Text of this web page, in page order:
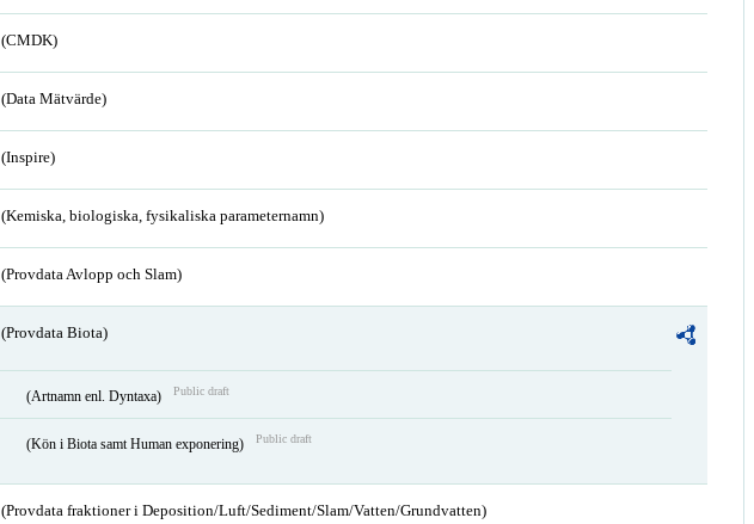
(CMDK)
(Data Mätvärde)
(Inspire)
(Kemiska, biologiska, fysikaliska parameternamn)
(Provdata Avlopp och Slam)
(Provdata Biota)
(Artnamn enl. Dyntaxa) Public draft
(Kön i Biota samt Human exponering) Public draft
(Provdata fraktioner i Deposition/Luft/Sediment/Slam/Vatten/Grundvatten)